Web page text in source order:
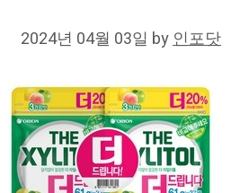
2024년 04월 03일 by인포닷